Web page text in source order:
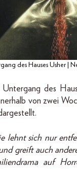
des Hauses Usher |
des
von zwei
lehnt sich nur
greift auch
auf